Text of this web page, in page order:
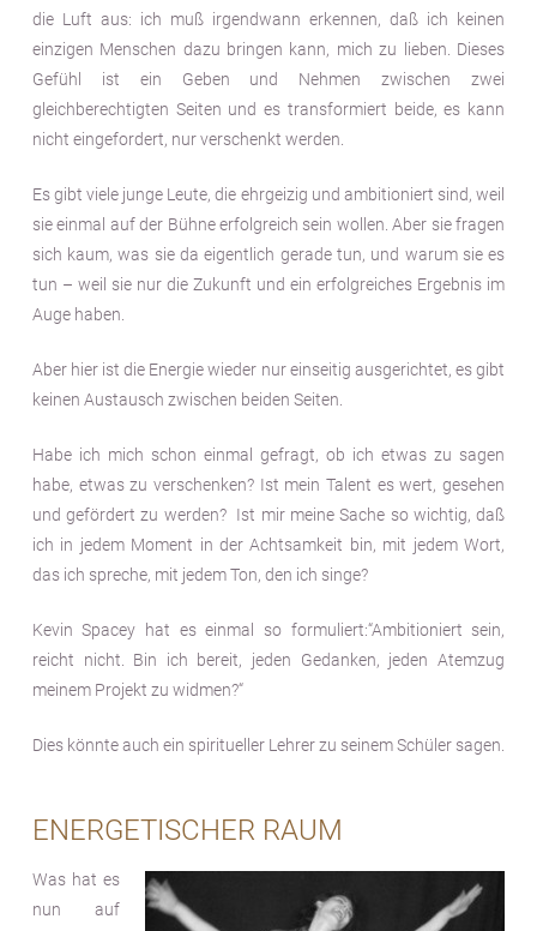
die Luft aus: ich muß irgendwann erkennen, daß ich keinen
einzigen Menschen dazu bringen kann, mich zu lieben. Dieses
Gefühl ist ein Geben und Nehmen zwischen zwei
gleichberechtigten Seiten und es transformiert beide, es kann
nicht eingefordert, nur verschenkt werden.
Es gibt viele junge Leute, die ehrgeizig und ambitioniert sind, weil
sie einmal auf der Bühne erfolgreich sein wollen. Aber sie fragen
sich kaum, was sie da eigentlich gerade tun, und warum sie es
tun – weil sie nur die Zukunft und ein erfolgreiches Ergebnis im
Auge haben.
Aber hier ist die Energie wieder nur einseitig ausgerichtet, es gibt
keinen Austausch zwischen beiden Seiten.
Habe ich mich schon einmal gefragt, ob ich etwas zu sagen
habe, etwas zu verschenken? Ist mein Talent es wert, gesehen
und gefördert zu werden? Ist mir meine Sache so wichtig, daß
ich in jedem Moment in der Achtsamkeit bin, mit jedem Wort,
das ich spreche, mit jedem Ton, den ich singe?
Kevin Spacey hat es einmal so formuliert:“Ambitioniert sein,
reicht nicht. Bin ich bereit, jeden Gedanken, jeden Atemzug
meinem Projekt zu widmen?“
Dies könnte auch ein spiritueller Lehrer zu seinem Schüler sagen.
ENERGETISCHER RAUM
Was hat es
nun auf